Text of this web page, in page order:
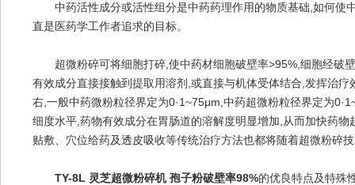
中药活性成分或活性组分是中药药理作用的物质基础,如何使
直是医药学工作者追求的目标。
超微粉碎可将细胞打碎,使中药材细胞破壁率>95%,细胞经破
有效成分直接接触到提取用溶剂,或直接与机体受体结合,发挥治
右,一般中药微粉粒径界定为0·1~75μm,中药超微粉粒径界定为
细度水平,药物有效成分在胃肠道的溶解度明显增加,从而加快药
贴敷、穴位给药及透皮吸收等传统治疗方法也都将随着超微粉碎
TY-8L 灵芝超微粉碎机 孢子粉破壁率98%的优良特点及特殊